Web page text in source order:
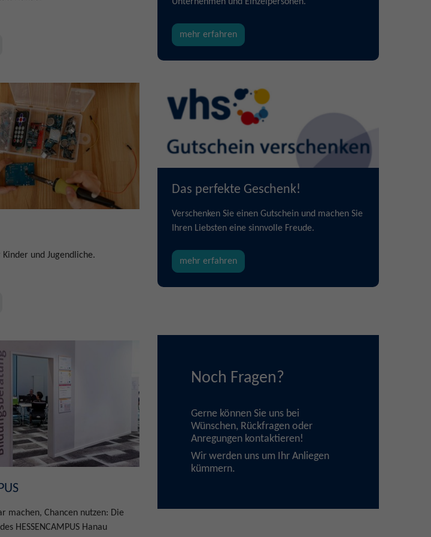
und Jugendliche.
machen, Chancen nutzen: Die
HESSENCAMPUS Hanau
mehr erfahren
Das perfekte Geschenk!
Verschenken Sie einen Gutschein und machen Sie
Ihren Liebsten eine sinnvolle Freude.
mehr erfahren
Noch Fragen?
Gerne können Sie uns bei
Wünschen, Rückfragen oder
Anregungen kontaktieren!
Wir werden uns um Ihr Anliegen
kümmern.